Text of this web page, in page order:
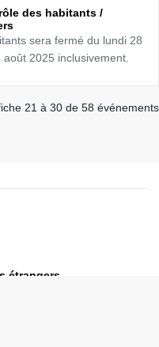
des habitants /
sera fermé du lundi 28
2025 inclusivement.
21 à 30 de 58 événements
étrangers